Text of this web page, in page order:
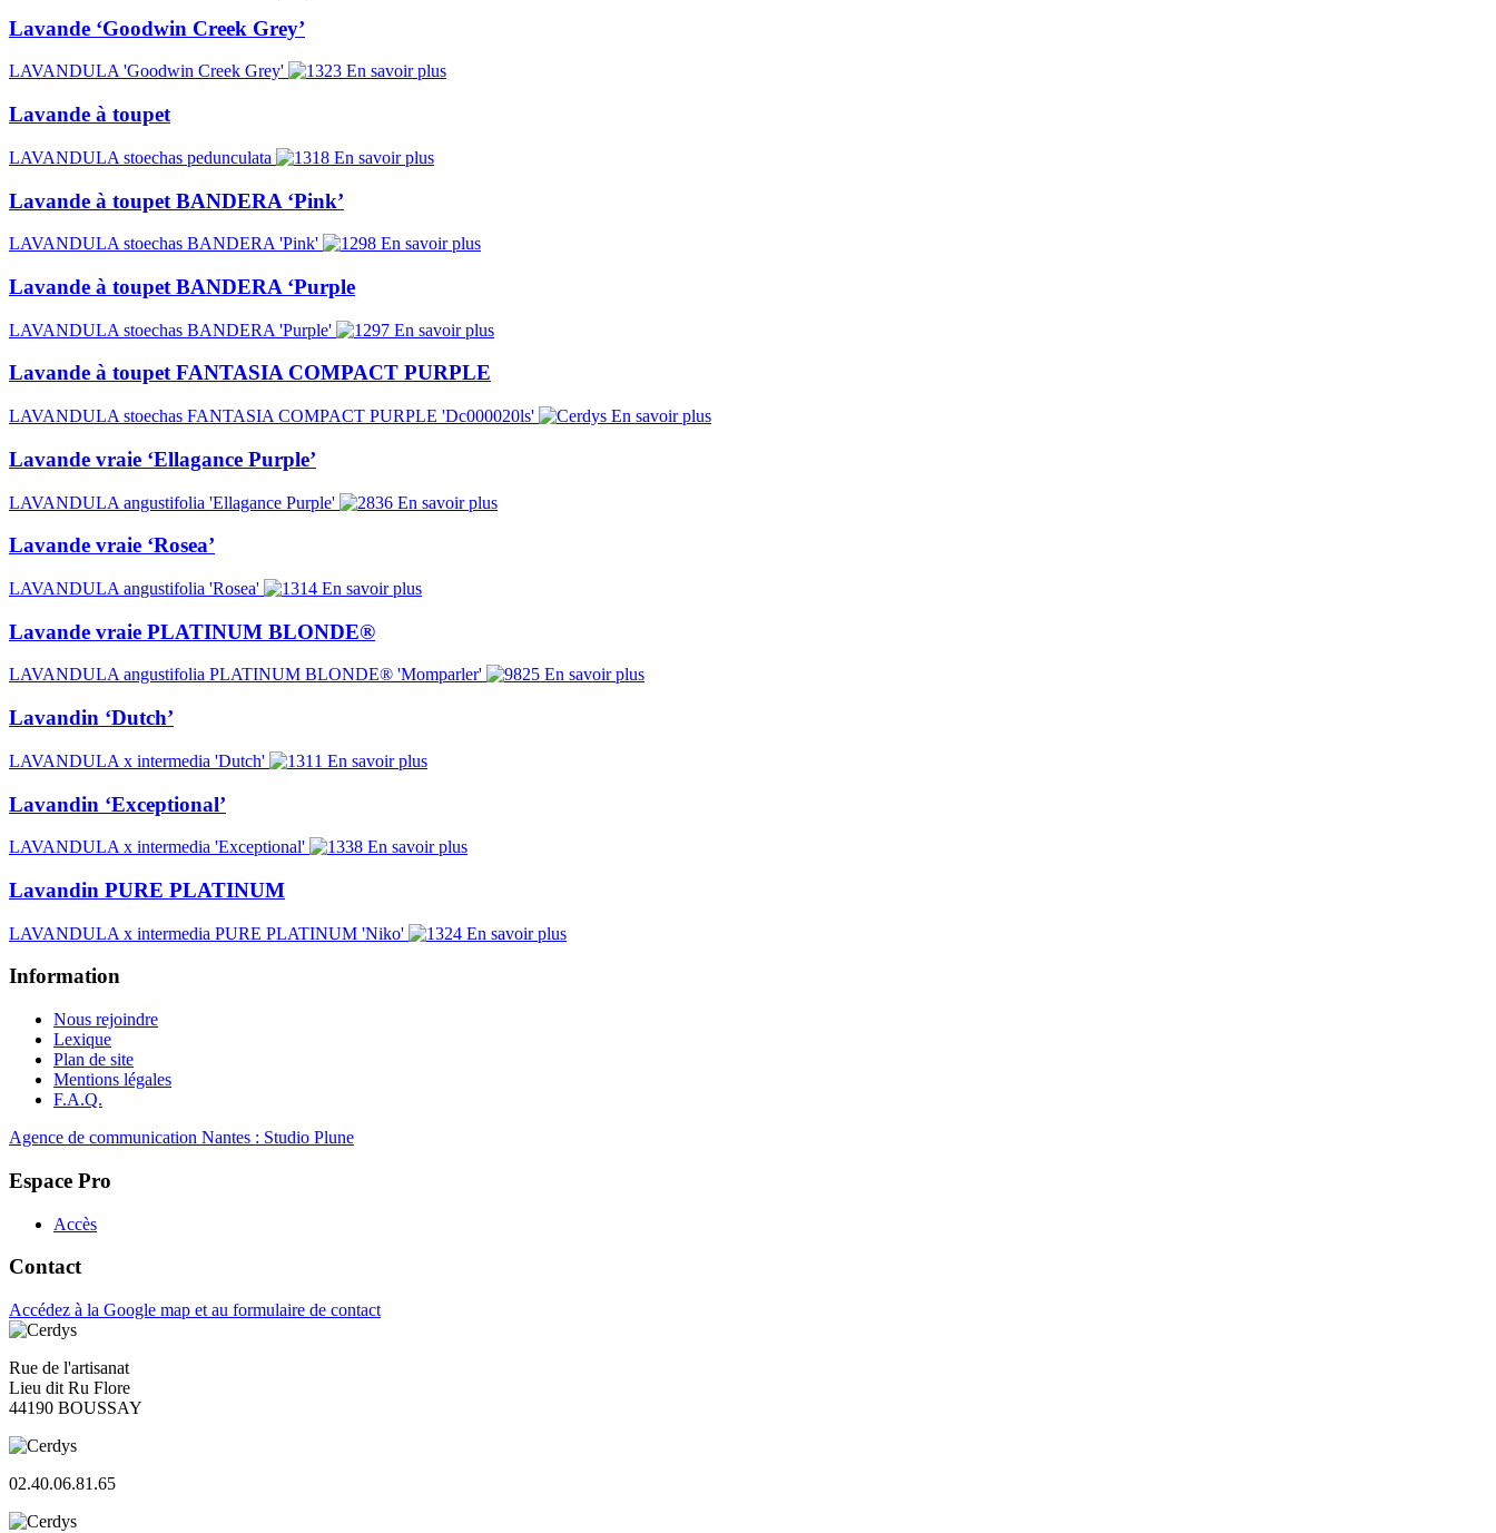
Lavande ‘Goodwin Creek Grey’
LAVANDULA 'Goodwin Creek Grey' En savoir plus
Lavande à toupet
LAVANDULA stoechas pedunculata En savoir plus
Lavande à toupet BANDERA ‘Pink’
LAVANDULA stoechas BANDERA 'Pink' En savoir plus
Lavande à toupet BANDERA ‘Purple
LAVANDULA stoechas BANDERA 'Purple' En savoir plus
Lavande à toupet FANTASIA COMPACT PURPLE
LAVANDULA stoechas FANTASIA COMPACT PURPLE 'Dc000020ls' En savoir plus
Lavande vraie ‘Ellagance Purple’
LAVANDULA angustifolia 'Ellagance Purple' En savoir plus
Lavande vraie ‘Rosea’
LAVANDULA angustifolia 'Rosea' En savoir plus
Lavande vraie PLATINUM BLONDE®
LAVANDULA angustifolia PLATINUM BLONDE® 'Momparler' En savoir plus
Lavandin ‘Dutch’
LAVANDULA x intermedia 'Dutch' En savoir plus
Lavandin ‘Exceptional’
LAVANDULA x intermedia 'Exceptional' En savoir plus
Lavandin PURE PLATINUM
LAVANDULA x intermedia PURE PLATINUM 'Niko' En savoir plus
Information
Nous rejoindre
Lexique
Plan de site
Mentions légales
F.A.Q.
Agence de communication Nantes : Studio Plune
Espace Pro
Accès
Contact
Accédez à la Google map et au formulaire de contact
Rue de l'artisanat
Lieu dit Ru Flore
44190 BOUSSAY
02.40.06.81.65